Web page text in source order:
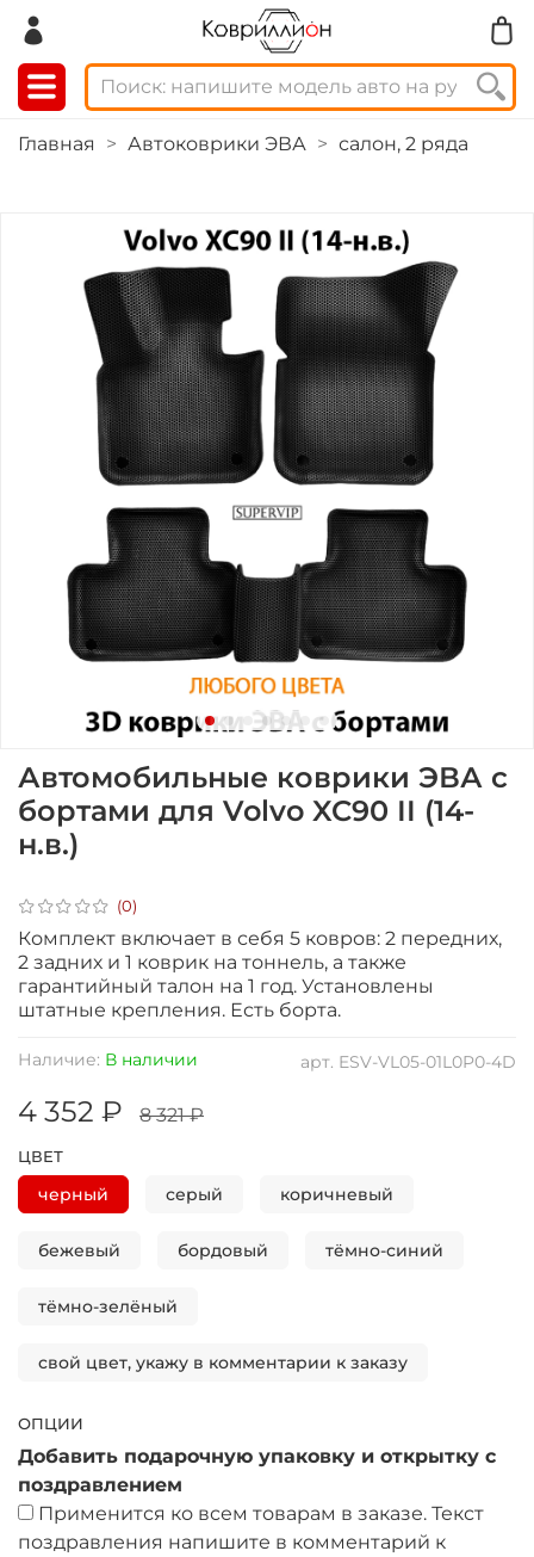
Главная Автоковрики ЭВА салон, 2 ряда
(0)
арт. ESV-VL05-01L0P0-4D
Наличие: В наличии
Автомобильные коврики ЭВА с
бортами для Volvo XC90 II (14-
н.в.)
4 352 ₽ 8 321 ₽
ЦВЕТ
черный серый коричневый
бежевый бордовый тёмно-синий
тёмно-зелёный
свой цвет, укажу в комментарии к заказу
ОПЦИИ
Добавить подарочную упаковку и открытку с
поздравлением
Применится ко всем товарам в заказе. Текст
поздравления напишите в комментарий к
Комплект включает в себя 5 ковров: 2 передних,
2 задних и 1 коврик на тоннель, а также
гарантийный талон на 1 год. Установлены
штатные крепления. Есть борта.